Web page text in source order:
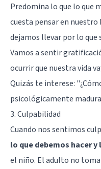
Predomina lo que lo que
cuesta pensar en
dejamos llevar por lo
Vamos a sentir
ocurrir que nuestra vida
Quizás te interese:
psicológicamente
3. Culpabilidad
Cuando nos sentimos
lo que debemos hacer
el niño. El adulto no toma